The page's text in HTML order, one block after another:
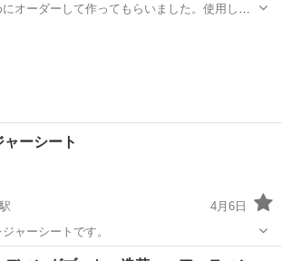
オーダーして作ってもらいました。使用しま
ャーシート
4月6日
ャーシートです。
小沢駅 冠婚葬祭 レジャーシート